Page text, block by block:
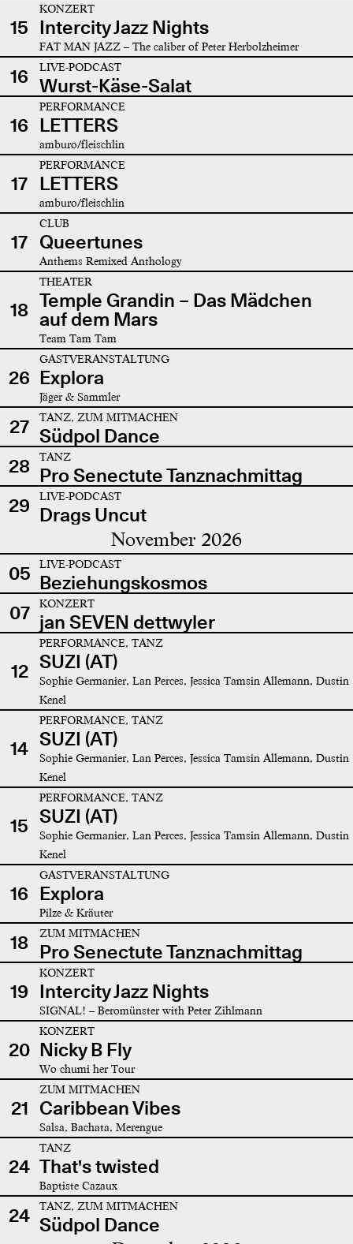
15
KONZERT
Intercity Jazz Nights
FAT MAN JAZZ – The caliber of Peter Herbolzheimer
16 LIVE-PODCAST
Wurst-Käse-Salat
16
PERFORMANCE
LETTERS
amburo/fleischlin
17
PERFORMANCE
LETTERS
amburo/fleischlin
17
CLUB
Queertunes
Anthems Remixed Anthology
18
THEATER
Temple Grandin – Das Mädchen
auf dem Mars
Team Tam Tam
26
GASTVERANSTALTUNG
Explora
Jäger & Sammler
27 TANZ, ZUM MITMACHEN
Südpol Dance
28
TANZ
Pro Senectute Tanznachmittag
29
LIVE-PODCAST
Drags Uncut
November 2026
05 LIVE-PODCAST
Beziehungskosmos
07
KONZERT
jan SEVEN dettwyler
12
PERFORMANCE, TANZ
SUZI (AT)
Sophie Germanier, Lan Perces, Jessica Tamsin Allemann, Dustin
Kenel
14
PERFORMANCE, TANZ
SUZI (AT)
Sophie Germanier, Lan Perces, Jessica Tamsin Allemann, Dustin
Kenel
15
PERFORMANCE, TANZ
SUZI (AT)
Sophie Germanier, Lan Perces, Jessica Tamsin Allemann, Dustin
Kenel
16
GASTVERANSTALTUNG
Explora
Pilze & Kräuter
18 ZUM MITMACHEN
Pro Senectute Tanznachmittag
19
KONZERT
Intercity Jazz Nights
SIGNAL! – Beromünster with Peter Zihlmann
20
KONZERT
Nicky B Fly
Wo chumi her Tour
21
ZUM MITMACHEN
Caribbean Vibes
Salsa, Bachata, Merengue
24
TANZ
That's twisted
Baptiste Cazaux
24 TANZ, ZUM MITMACHEN
Südpol Dance